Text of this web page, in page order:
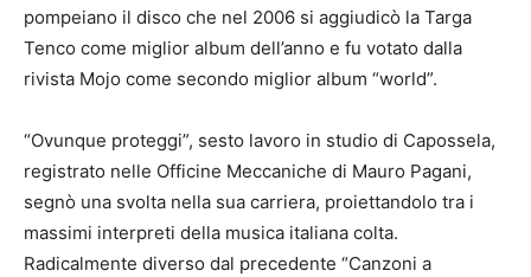
pompeiano il disco che nel 2006 si aggiudicò la Targa
Tenco come miglior album dell’anno e fu votato dalla
rivista Mojo come secondo miglior album “world”.
“Ovunque proteggi”, sesto lavoro in studio di Capossela,
registrato nelle Officine Meccaniche di Mauro Pagani,
segnò una svolta nella sua carriera, proiettandolo tra i
massimi interpreti della musica italiana colta.
Radicalmente diverso dal precedente “Canzoni a